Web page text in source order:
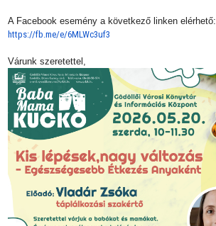
A Facebook esemény a következő linken elérhető:
https://fb.me/e/6MLWc3uf3
Várunk szeretettel,